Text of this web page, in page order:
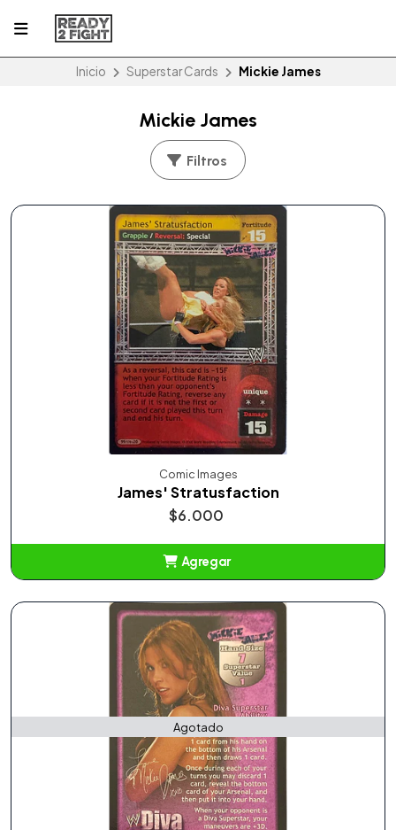
Inicio Superstar Cards Mickie James
Mickie James
Filtros
Comic Images
James' Stratusfaction
$6.000
Agregar
Agotado